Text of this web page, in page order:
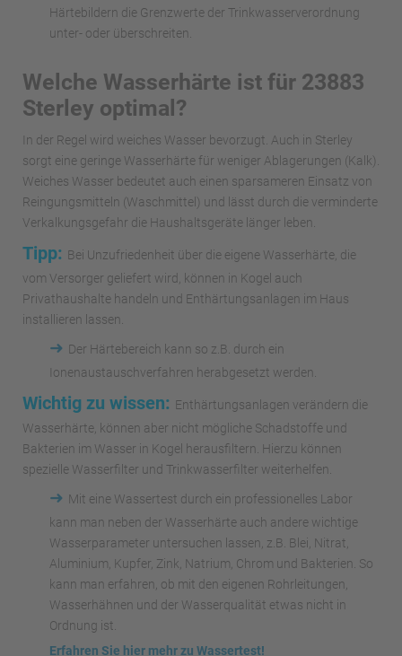
Härtebildern die Grenzwerte der Trinkwasserverordnung
unter- oder überschreiten.
Welche Wasserhärte ist für 23883
Sterley optimal?
In der Regel wird weiches Wasser bevorzugt. Auch in Sterley
sorgt eine geringe Wasserhärte für weniger Ablagerungen (Kalk).
Weiches Wasser bedeutet auch einen sparsameren Einsatz von
Reingungsmitteln (Waschmittel) und lässt durch die verminderte
Verkalkungsgefahr die Haushaltsgeräte länger leben.
Tipp: Bei Unzufriedenheit über die eigene Wasserhärte, die
vom Versorger geliefert wird, können in Kogel auch
Privathaushalte handeln und Enthärtungsanlagen im Haus
installieren lassen.
➜ Der Härtebereich kann so z.B. durch ein
Ionenaustauschverfahren herabgesetzt werden.
Wichtig zu wissen: Enthärtungsanlagen verändern die
Wasserhärte, können aber nicht mögliche Schadstoffe und
Bakterien im Wasser in Kogel herausfiltern. Hierzu können
spezielle Wasserfilter und Trinkwasserfilter weiterhelfen.
➜ Mit eine Wassertest durch ein professionelles Labor
kann man neben der Wasserhärte auch andere wichtige
Wasserparameter untersuchen lassen, z.B. Blei, Nitrat,
Aluminium, Kupfer, Zink, Natrium, Chrom und Bakterien. So
kann man erfahren, ob mit den eigenen Rohrleitungen,
Wasserhähnen und der Wasserqualität etwas nicht in
Ordnung ist.
Erfahren Sie hier mehr zu Wassertest!